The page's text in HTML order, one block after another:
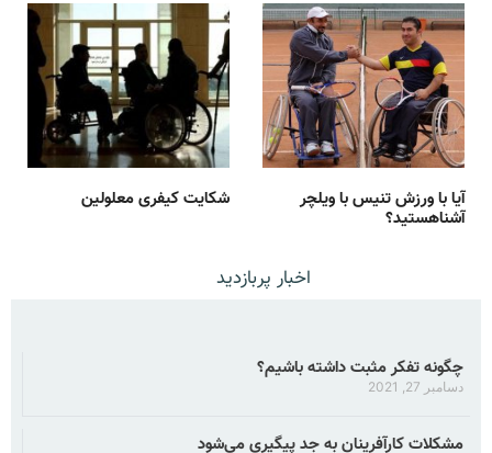
شکایت کیفری معلولین آیا با ورزش تنیس با ویلچر
آشناهستید؟
اخبار پربازدید
چگونه تفکر مثبت داشته باشیم؟
دسامبر 27, 2021
مشکلات کارآفرینان به جد پیگیری می‌شود